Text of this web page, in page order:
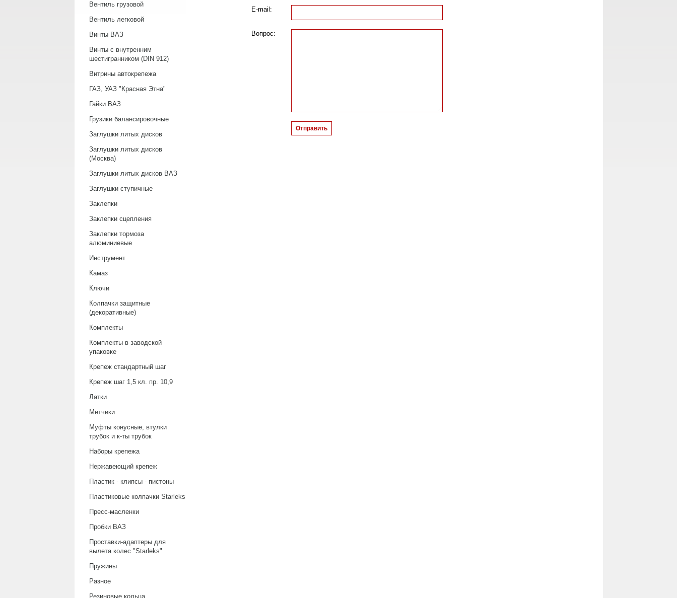
Вентиль грузовой
Вентиль легковой
Винты ВАЗ
Винты с внутренним
шестигранником (DIN 912)
Витрины автокрепежа
ГАЗ, УАЗ "Красная Этна"
Гайки ВАЗ
Грузики балансировочные
Заглушки литых дисков
Заглушки литых дисков
(Москва)
Заглушки литых дисков ВАЗ
Заглушки ступичные
Заклепки
Заклепки сцепления
Заклепки тормоза
алюминиевые
Инструмент
Камаз
Ключи
Колпачки защитные
(декоративные)
Комплекты
Комплекты в заводской
упаковке
Крепеж стандартный шаг
Крепеж шаг 1,5 кл. пр. 10,9
Латки
Метчики
Муфты конусные, втулки
трубок и к-ты трубок
Наборы крепежа
Нержавеющий крепеж
Пластик - клипсы - пистоны
Пластиковые колпачки Starleks
Пресс-масленки
Пробки ВАЗ
Проставки-адаптеры для
вылета колес "Starleks"
Пружины
Разное
Резиновые кольца
E-mail:
Вопрос: